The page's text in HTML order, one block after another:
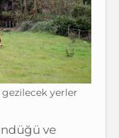
gezilecek yerler
ve